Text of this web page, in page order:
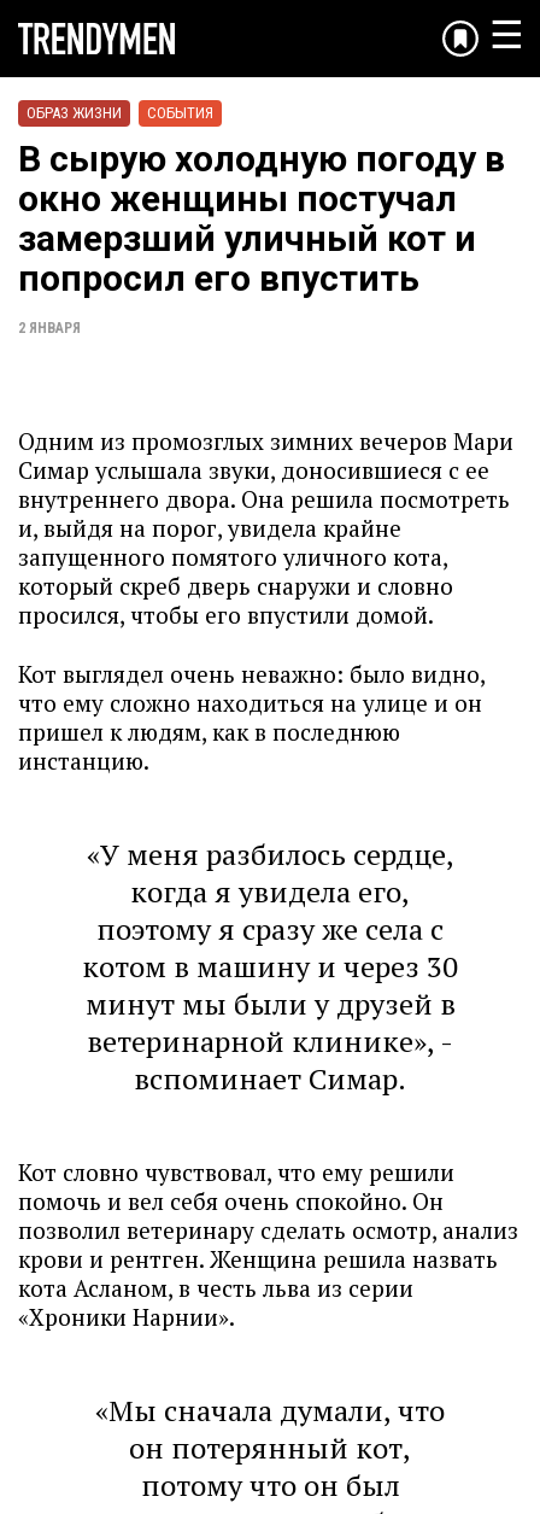
☰
ОБРАЗ ЖИЗНИ СОБЫТИЯ
В сырую холодную погоду в
окно женщины постучал
замерзший уличный кот и
попросил его впустить
2 ЯНВАРЯ
Одним из промозглых зимних вечеров Мари
Симар услышала звуки, доносившиеся с ее
внутреннего двора. Она решила посмотреть
и, выйдя на порог, увидела крайне
запущенного помятого уличного кота,
который скреб дверь снаружи и словно
просился, чтобы его впустили домой.
Кот выглядел очень неважно: было видно,
что ему сложно находиться на улице и он
пришел к людям, как в последнюю
инстанцию.
«У меня разбилось сердце,
когда я увидела его,
поэтому я сразу же села с
котом в машину и через 30
минут мы были у друзей в
ветеринарной клинике», -
вспоминает Симар.
Кот словно чувствовал, что ему решили
помочь и вел себя очень спокойно. Он
позволил ветеринару сделать осмотр, анализ
крови и рентген. Женщина решила назвать
кота Асланом, в честь льва из серии
«Хроники Нарнии».
«Мы сначала думали, что
он потерянный кот,
потому что он был